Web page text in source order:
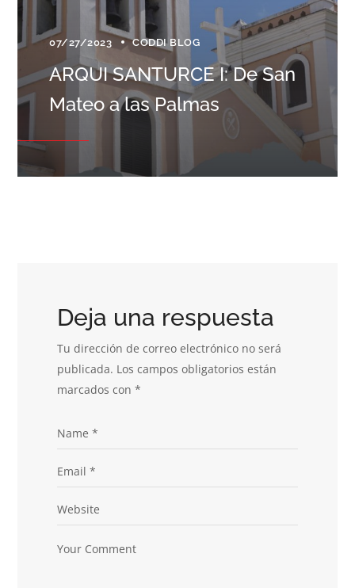
07/27/2023 CODDI BLOG
ARQUI SANTURCE I: De San
Mateo a las Palmas
Deja una respuesta
Tu dirección de correo electrónico no será
publicada. Los campos obligatorios están
marcados con*